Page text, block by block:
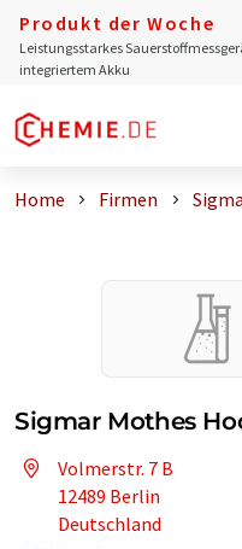
Produkt der Woche
Leistungsstarkes
integriertem Akku
Home Firmen
Sigmar Mothes
Volmerstr. 7 B
12489 Berlin
Deutschland